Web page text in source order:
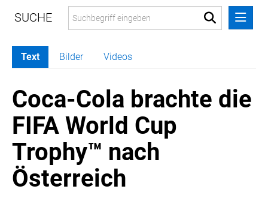
MELDUNGEN
COCA-COLA
COCA-COLA HBC ÖSTERREICH
RÖMERQUELLE
ÖSTERREICHISCHE SPORTHILFE
KESCH
Text Bilder Videos
Coca-Cola brachte die
FIFA World Cup
Trophy™ nach
Österreich